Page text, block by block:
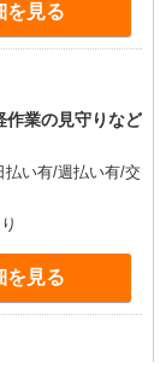
を見る
作業の見守りなど
い有/週払い有/交
を見る